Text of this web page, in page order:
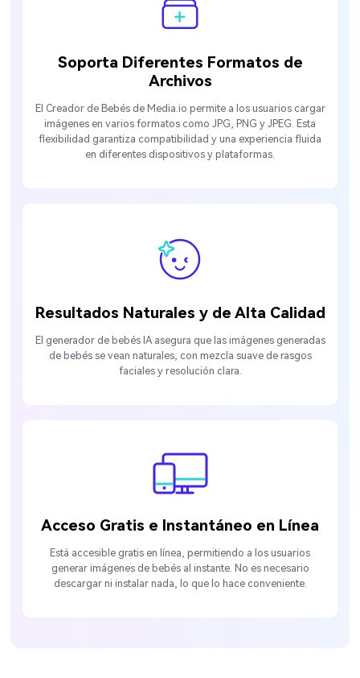
Soporta Diferentes Formatos de
Archivos
El Creador de Bebés de Media.io permite a los usuarios cargar
imágenes en varios formatos como JPG, PNG y JPEG. Esta
flexibilidad garantiza compatibilidad y una experiencia fluida
en diferentes dispositivos y plataformas.
Resultados Naturales y de Alta Calidad
El generador de bebés IA asegura que las imágenes generadas
de bebés se vean naturales, con mezcla suave de rasgos
faciales y resolución clara.
Acceso Gratis e Instantáneo en Línea
Está accesible gratis en línea, permitiendo a los usuarios
generar imágenes de bebés al instante. No es necesario
descargar ni instalar nada, lo que lo hace conveniente.